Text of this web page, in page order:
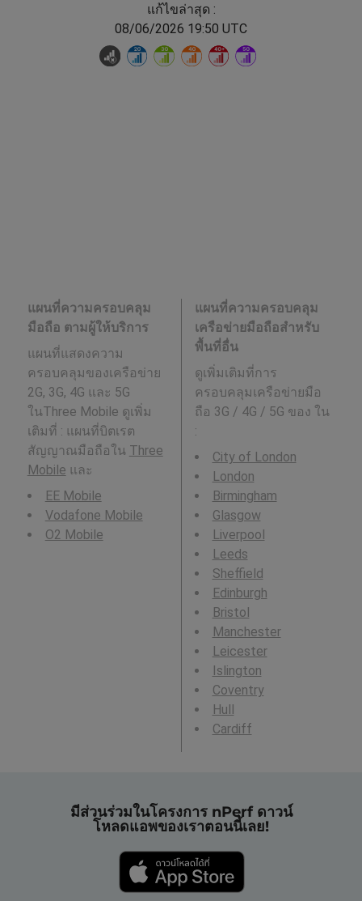
แก้ไขล่าสุด :
08/06/2026 19:50 UTC
แผนที่ความครอบคลุม
มือถือ ตามผู้ให้บริการ
แผนที่แสดงความ
ครอบคลุมของเครือข่าย
2G, 3G, 4G และ 5G
ในThree Mobile ดูเพิ่ม
เติมที่ : แผนที่บิตเรต
สัญญาณมือถือใน Three
Mobile และ
EE Mobile
Vodafone Mobile
O2 Mobile
แผนที่ความครอบคลุม
เครือข่ายมือถือสำหรับ
พื้นที่อื่น
ดูเพิ่มเติมที่การ
ครอบคลุมเครือข่ายมือ
ถือ 3G / 4G / 5G ของ ใน
:
City of London
London
Birmingham
Glasgow
Liverpool
Leeds
Sheffield
Edinburgh
Bristol
Manchester
Leicester
Islington
Coventry
Hull
Cardiff
มีส่วนร่วมในโครงการ nPerf ดาวน์
โหลดแอพของเราตอนนี้เลย!